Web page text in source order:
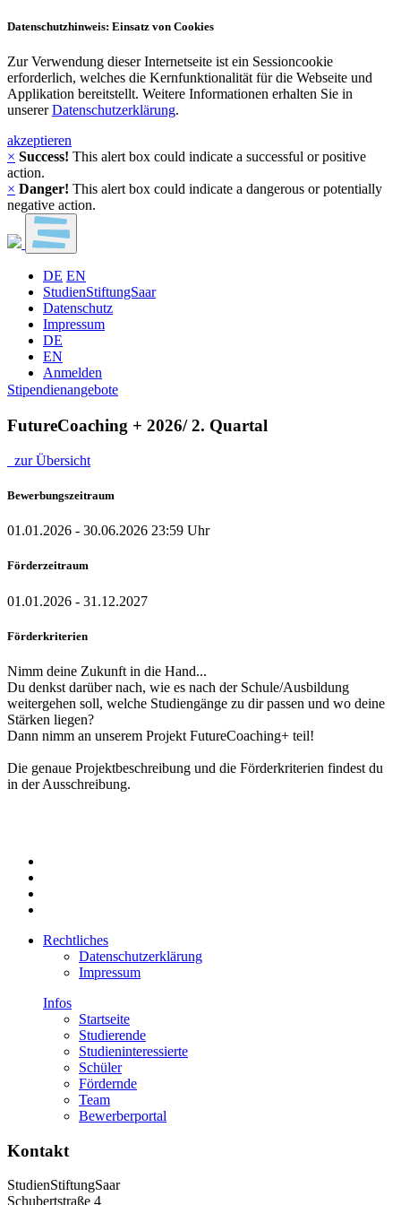
Datenschutzhinweis: Einsatz von Cookies
Zur Verwendung dieser Internetseite ist ein Sessioncookie
erforderlich, welches die Kernfunktionalität für die Webseite und
Applikation bereitstellt. Weitere Informationen erhalten Sie in
unsererDatenschutzerklärung.
akzeptieren
× Success! This alert box could indicate a successful or positive
action.
× Danger! This alert box could indicate a dangerous or potentially
negative action.
DE EN
StudienStiftungSaar
Datenschutz
Impressum
DE
EN
Anmelden
Stipendienangebote
FutureCoaching + 2026/ 2. Quartal
zur Übersicht
Bewerbungszeitraum
01.01.2026 - 30.06.2026 23:59 Uhr
Förderzeitraum
01.01.2026 - 31.12.2027
Förderkriterien
Nimm deine Zukunft in die Hand...
Du denkst darüber nach, wie es nach der Schule/Ausbildung
weitergehen soll, welche Studiengänge zu dir passen und wo deine
Stärken liegen?
Dann nimm an unserem Projekt FutureCoaching+ teil!
Die genaue Projektbeschreibung und die Förderkriterien findest du
in der Ausschreibung.
Rechtliches
Datenschutzerklärung
Impressum
Infos
Startseite
Studierende
Studien­in­teressierte
Schüler
Fördernde
Team
Bewerberportal
Kontakt
StudienStiftungSaar
Schubertstraße 4